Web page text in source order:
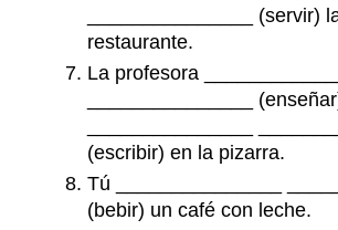
_______________ (servir)
restaurante.
La profesora
_______________
(escribir) en la pizarra.
Tú _______________
(bebir) un café con leche.